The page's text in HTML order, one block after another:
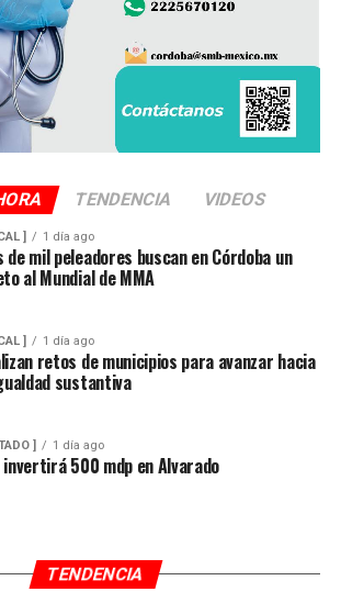
TENDENCIA VIDEOS
] 1 día ago
de mil peleadores buscan en Córdoba un
al Mundial de MMA
] 1 día ago
retos de municipios para avanzar hacia
sustantiva
] 1 día ago
invertirá 500 mdp en Alvarado
TENDENCIA